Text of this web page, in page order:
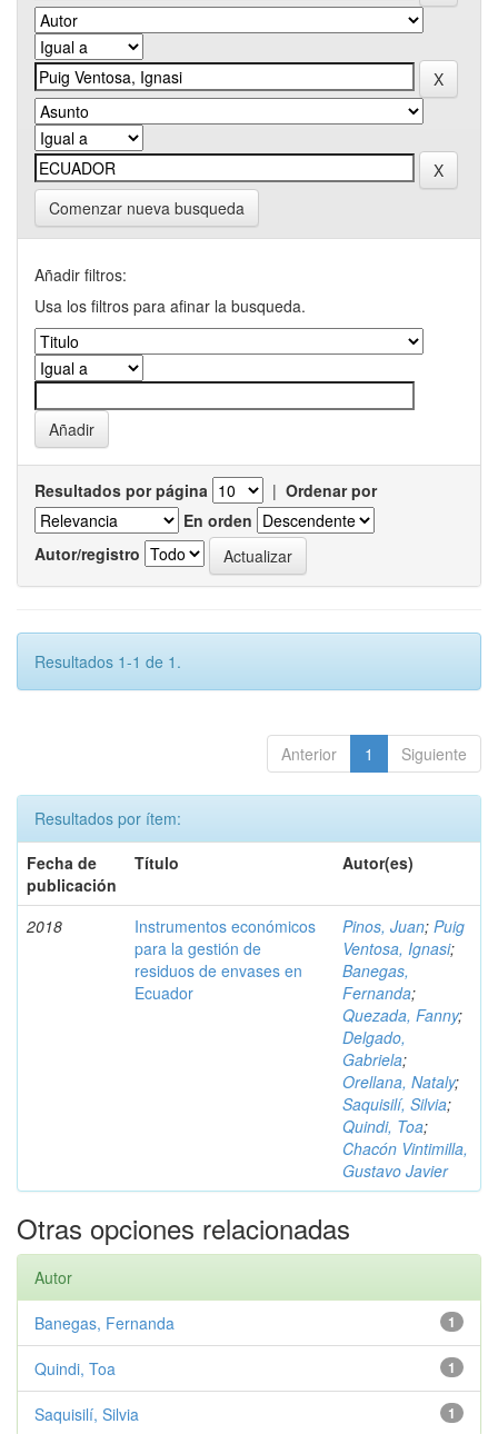
Comenzar nueva busqueda
Añadir filtros:
Usa los filtros para afinar la busqueda.
Resultados por página | Ordenar por
En orden
Autor/registro
Resultados 1-1 de 1.
Anterior 1 Siguiente
Resultados por ítem:
Fecha de
publicación
Título Autor(es)
2018
Instrumentos económicos
para la gestión de
residuos de envases en
Ecuador
Pinos, Juan; Puig
Ventosa, Ignasi;
Banegas,
Fernanda;
Quezada, Fanny;
Delgado,
Gabriela;
Orellana, Nataly;
Saquisilí, Silvia;
Quindi, Toa;
Chacón Vintimilla,
Gustavo Javier
Otras opciones relacionadas
Autor
1
Banegas, Fernanda
1
Quindi, Toa
1
Saquisilí, Silvia